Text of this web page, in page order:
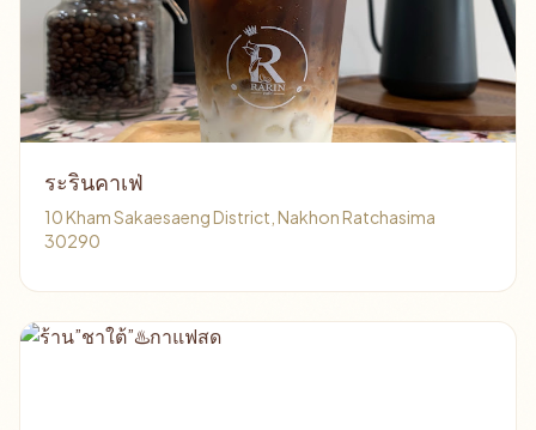
ระรินคาเฟ่
10 Kham Sakaesaeng District, Nakhon Ratchasima
30290